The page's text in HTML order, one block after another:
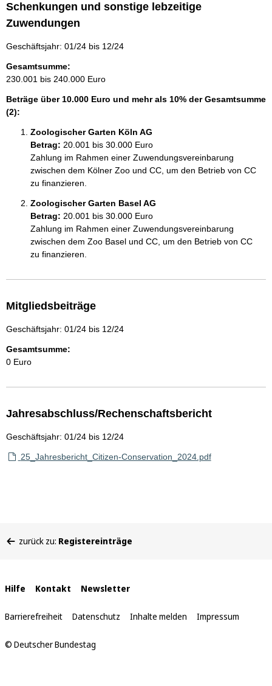
Schenkungen und sonstige lebzeitige
Zuwendungen
Geschäftsjahr: 01/24 bis 12/24
Gesamtsumme:
230.001 bis 240.000 Euro
Beträge über 10.000 Euro und mehr als 10% der Gesamtsumme
(2):
Zoologischer Garten Köln AG
Betrag: 20.001 bis 30.000 Euro
Zahlung im Rahmen einer Zuwendungsvereinbarung
zwischen dem Kölner Zoo und CC, um den Betrieb von CC
zu finanzieren.
Zoologischer Garten Basel AG
Betrag: 20.001 bis 30.000 Euro
Zahlung im Rahmen einer Zuwendungsvereinbarung
zwischen dem Zoo Basel und CC, um den Betrieb von CC
zu finanzieren.
Mitgliedsbeiträge
Geschäftsjahr: 01/24 bis 12/24
Gesamtsumme:
0 Euro
Jahresabschluss/Rechenschaftsbericht
Geschäftsjahr: 01/24 bis 12/24
25_Jahresbericht_Citizen-Conservation_2024.pdf
befinden
zurück zu: Registereinträge
Interne
Links
Hilfe Kontakt Newsletter
Barrierefreiheit Datenschutz Inhalte melden Impressum
© Deutscher Bundestag